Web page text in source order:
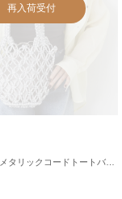
再入荷受付